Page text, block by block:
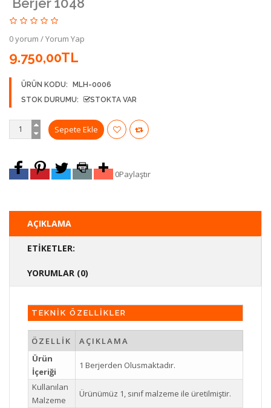
0 yorum /Yorum Yap
9.750,00TL
ÜRÜN KODU:
MLH-0006
STOK DURUMU:
STOKTA VAR
0Paylaştır
AÇIKLAMA
ETIKETLER:
YORUMLAR (0)
TEKNİK ÖZELLİKLER
ÖZELLİK
AÇIKLAMA
Ürün
İçeriği
1 Berjerden Olusmaktadır.
Kullanılan
Malzeme
Ürünümüz 1, sınıf malzeme ile üretilmiştir.